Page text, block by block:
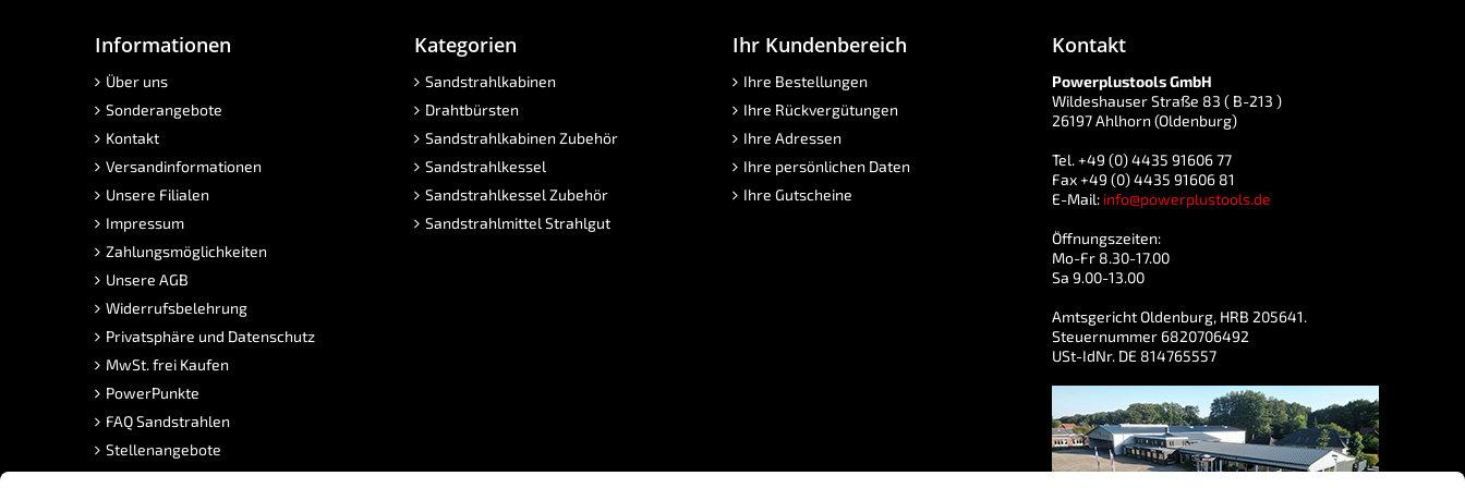
Informationen
Über uns
Sonderangebote
Kontakt
Versandinformationen
Unsere Filialen
Impressum
Zahlungsmöglichkeiten
Unsere AGB
Widerrufsbelehrung
Privatsphäre und Datenschutz
MwSt. frei Kaufen
PowerPunkte
FAQ Sandstrahlen
Stellenangebote
Kategorien
Sandstrahlkabinen
Drahtbürsten
Sandstrahlkabinen Zubehör
Sandstrahlkessel
Sandstrahlkessel Zubehör
Sandstrahlmittel Strahlgut
Ihr Kundenbereich
Ihre Bestellungen
Ihre Rückvergütungen
Ihre Adressen
Ihre persönlichen Daten
Ihre Gutscheine
Kontakt
Powerplustools GmbH
Wildeshauser Straße 83 ( B-213 )
26197 Ahlhorn (Oldenburg)
Tel. +49 (0) 4435 91606 77
Fax +49 (0) 4435 91606 81
E-Mail: info@powerplustools.de
Öffnungszeiten:
Mo-Fr 8.30-17.00
Sa 9.00-13.00
Amtsgericht Oldenburg, HRB 205641.
Steuernummer 6820706492
USt-IdNr. DE 814765557